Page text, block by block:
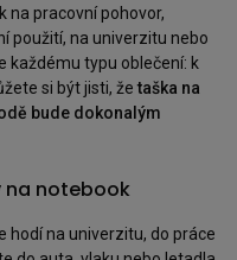
na pracovní pohovor,
použití, na univerzitu nebo
každému typu oblečení: k
si být jisti, žetaška na
bude dokonalým
na notebook
hodí na univerzitu, do práce